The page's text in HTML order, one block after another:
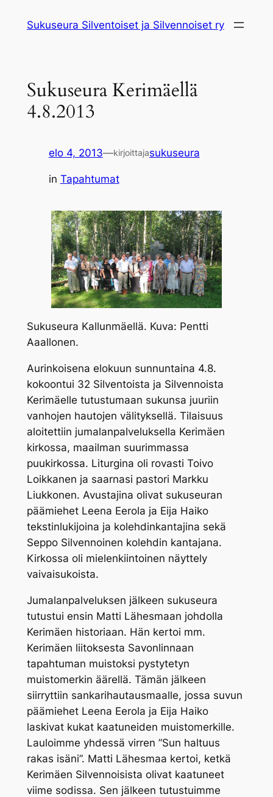
sisältöön
Sukuseura Silventoiset ja Silvennoiset ry
Sukuseura Kerimäellä
4.8.2013
elo 4, 2013—kirjoittajasukuseura
in Tapahtumat
Sukuseura Kallunmäellä. Kuva: Pentti
Aaallonen.
Aurinkoisena elokuun sunnuntaina 4.8.
kokoontui 32 Silventoista ja Silvennoista
Kerimäelle tutustumaan sukunsa juuriin
vanhojen hautojen välityksellä. Tilaisuus
aloitettiin jumalanpalveluksella Kerimäen
kirkossa, maailman suurimmassa
puukirkossa. Liturgina oli rovasti Toivo
Loikkanen ja saarnasi pastori Markku
Liukkonen. Avustajina olivat sukuseuran
päämiehet Leena Eerola ja Eija Haiko
tekstinlukijoina ja kolehdinkantajina sekä
Seppo Silvennoinen kolehdin kantajana.
Kirkossa oli mielenkiintoinen näyttely
vaivaisukoista.
Jumalanpalveluksen jälkeen sukuseura
tutustui ensin Matti Lähesmaan johdolla
Kerimäen historiaan. Hän kertoi mm.
Kerimäen liitoksesta Savonlinnaan
tapahtuman muistoksi pystytetyn
muistomerkin äärellä. Tämän jälkeen
siirryttiin sankarihautausmaalle, jossa suvun
päämiehet Leena Eerola ja Eija Haiko
laskivat kukat kaatuneiden muistomerkille.
Lauloimme yhdessä virren ”Sun haltuus
rakas isäni”. Matti Lähesmaa kertoi, ketkä
Kerimäen Silvennoisista olivat kaatuneet
viime sodissa. Sen jälkeen tutustuimme